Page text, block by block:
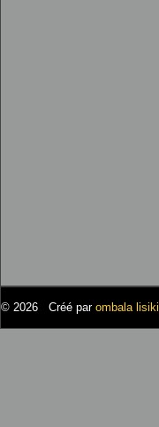
© 2026 Créé par ombala lisiki